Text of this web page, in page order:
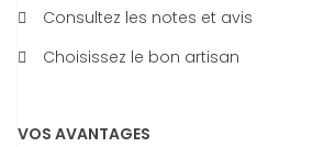
Consultez les notes et avis
Choisissez le bon artisan
VOS AVANTAGES